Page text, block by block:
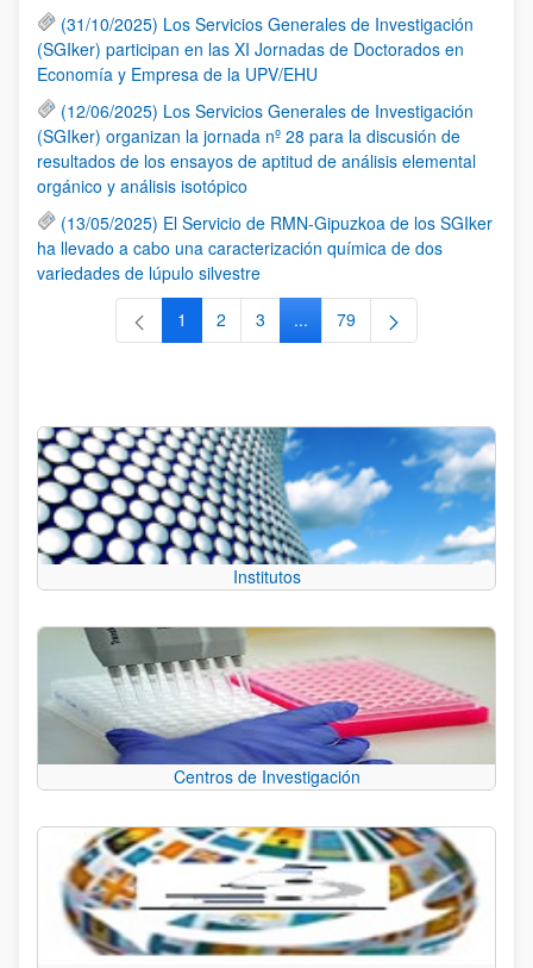
(31/10/2025) Los Servicios Generales de Investigación
(SGIker) participan en las XI Jornadas de Doctorados en
Economía y Empresa de la UPV/EHU
(12/06/2025) Los Servicios Generales de Investigación
(SGIker) organizan la jornada nº 28 para la discusión de
resultados de los ensayos de aptitud de análisis elemental
orgánico y análisis isotópico
(13/05/2025) El Servicio de RMN-Gipuzkoa de los SGIker
ha llevado a cabo una caracterización química de dos
variedades de lúpulo silvestre
Página
1 Página
2 Página
3 ...Páginas intermedias Use TAB
Página
79
Institutos
Centros de Investigación